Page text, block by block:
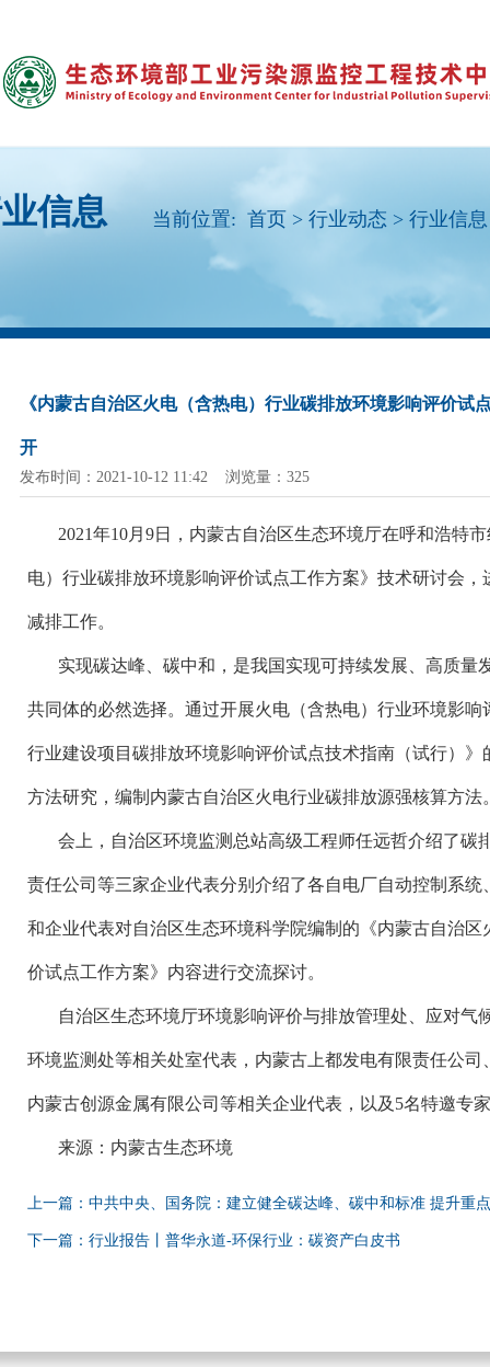
信息 当前位置: 首页 > 行业动态 > 行业信息
《内蒙古自治区火电（含热电）行业碳排放环境影响评价试
开
发布时间：2021-10-12 11:42 浏览量：325
2021年10月9日，内蒙古自治区生态环境厅在呼和浩特
电）行业碳排放环境影响评价试点工作方案》技术研讨会
减排工作。
实现碳达峰、碳中和，是我国实现可持续发展、高质量
共同体的必然选择。通过开展火电（含热电）行业环境影
行业建设项目碳排放环境影响评价试点技术指南（试行）
方法研究，编制内蒙古自治区火电行业碳排放源强核算方法
会上，自治区环境监测总站高级工程师任远哲介绍了碳
责任公司等三家企业代表分别介绍了各自电厂自动控制系
和企业代表对自治区生态环境科学院编制的《内蒙古自治
价试点工作方案》内容进行交流探讨。
自治区生态环境厅环境影响评价与排放管理处、应对气
环境监测处等相关处室代表，内蒙古上都发电有限责任公
内蒙古创源金属有限公司等相关企业代表，以及 5名特邀专
来源：内蒙古生态环境
上一篇：中共中央、国务院：建立健全碳达峰、碳中和标准 提升重
下一篇：行业报告丨普华永道-环保行业：碳资产白皮书